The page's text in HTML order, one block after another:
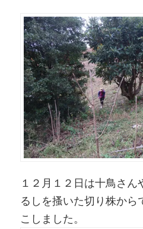
１２月１２日は十鳥さん
るしを搔いた切り株から
こしました。